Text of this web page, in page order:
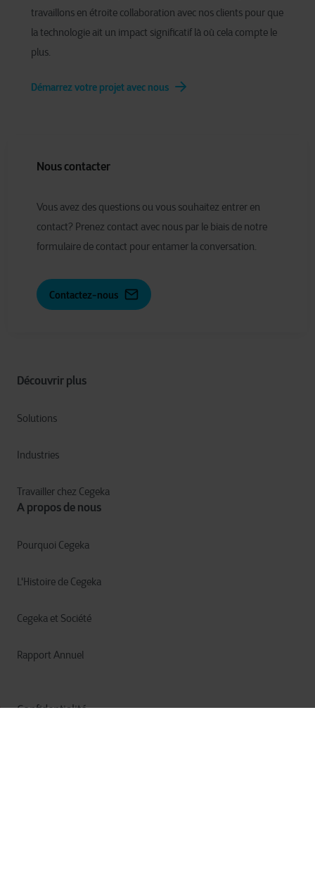
travaillons en étroite collaboration avec nos clients pour que
la technologie ait un impact significatif là où cela compte le
plus.
Démarrez votre projet avec nous
Découvrir plus
Solutions
Industries
Travailler chez Cegeka
A propos de nous
Pourquoi Cegeka
L'Histoire de Cegeka
Cegeka et Société
Rapport Annuel
Nous contacter
Vous avez des questions ou vous souhaitez entrer en
contact? Prenez contact avec nous par le biais de notre
formulaire de contact pour entamer la conversation.
Contactez-nous
Confidentialité